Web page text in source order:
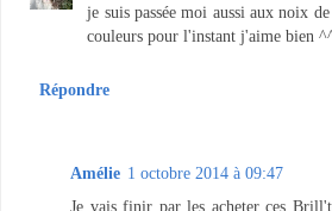
je suis passée moi aussi aux noix
couleurs pour l'instant j'aime bien
Répondre
Amélie 1 octobre 2014 à 09:47
Je vais finir par les acheter ces